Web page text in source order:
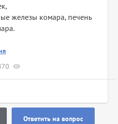
железы комара, печень
Ответить на вопрос